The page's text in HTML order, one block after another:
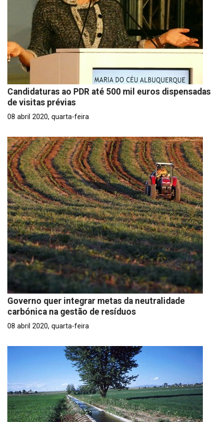
Candidaturas ao PDR até 500 mil euros dispensadas
de visitas prévias
08 abril 2020, quarta-feira
Governo quer integrar metas da neutralidade
carbónica na gestão de resíduos
08 abril 2020, quarta-feira